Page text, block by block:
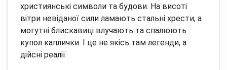
християнські символи та будови. На висоті
вітри невіданої сили ламають стальні хрести, а
могутні блискавиці влучають та спалюють
купол каплички. І це не якісь там легенди, а
дійсні реалії.